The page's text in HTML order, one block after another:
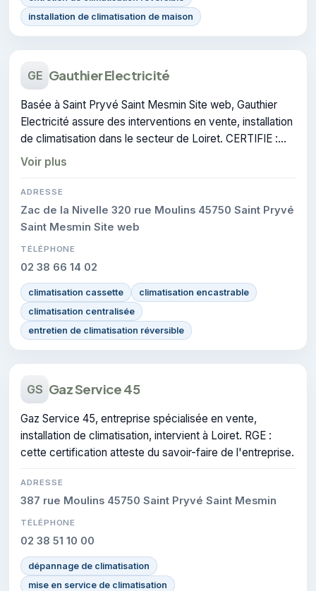
installation de climatisation de maison
GE Gauthier Electricité
Basée à Saint Pryvé Saint Mesmin Site web, Gauthier
Electricité assure des interventions en vente, installation
de climatisation dans le secteur de Loiret. CERTIFIE :
cette certification atteste du savoir-faire de l'entreprise.
Voir plus
ADRESSE
Zac de la Nivelle 320 rue Moulins 45750 Saint Pryvé
Saint Mesmin Site web
TÉLÉPHONE
02 38 66 14 02
climatisation cassette
climatisation encastrable
climatisation centralisée
entretien de climatisation réversible
GS Gaz Service 45
Gaz Service 45, entreprise spécialisée en vente,
installation de climatisation, intervient à Loiret. RGE :
cette certification atteste du savoir-faire de l'entreprise.
ADRESSE
387 rue Moulins 45750 Saint Pryvé Saint Mesmin
TÉLÉPHONE
02 38 51 10 00
dépannage de climatisation
mise en service de climatisation